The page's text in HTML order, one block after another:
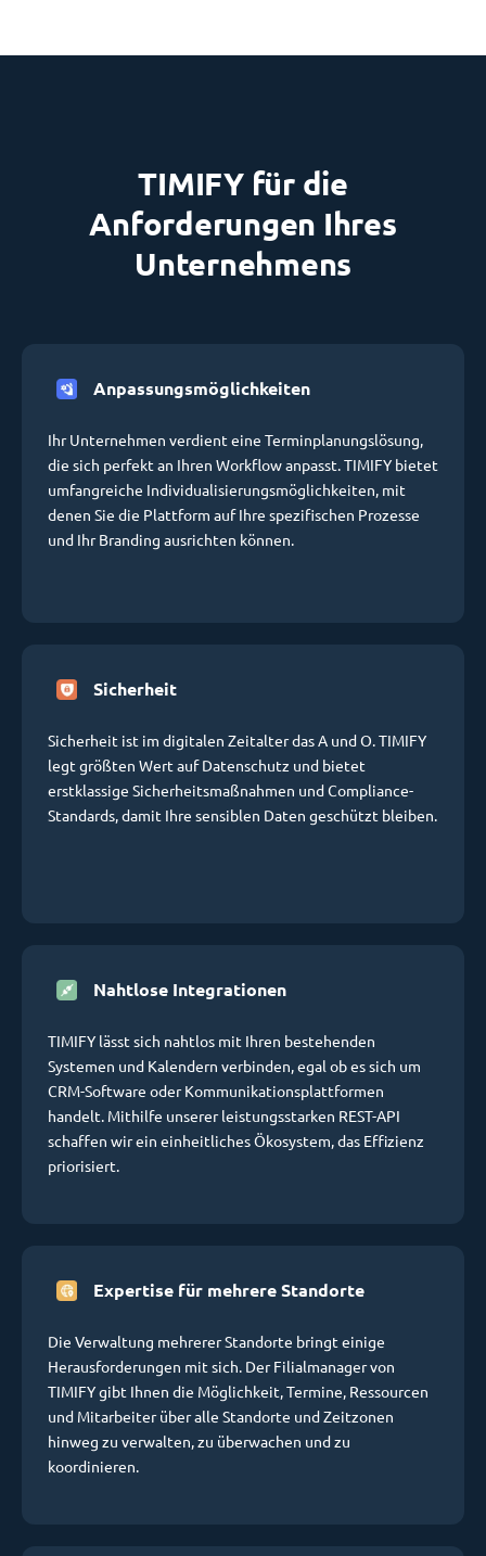
TIMIFY für die
Anforderungen Ihres
Unternehmens
Anpassungsmöglichkeiten
Ihr Unternehmen verdient eine Terminplanungslösung,
die sich perfekt an Ihren Workflow anpasst. TIMIFY bietet
umfangreiche Individualisierungsmöglichkeiten, mit
denen Sie die Plattform auf Ihre spezifischen Prozesse
und Ihr Branding ausrichten können.
Sicherheit
Sicherheit ist im digitalen Zeitalter das A und O. TIMIFY
legt größten Wert auf Datenschutz und bietet
erstklassige Sicherheitsmaßnahmen und Compliance-
Standards, damit Ihre sensiblen Daten geschützt bleiben.
Nahtlose Integrationen
TIMIFY lässt sich nahtlos mit Ihren bestehenden
Systemen und Kalendern verbinden, egal ob es sich um
CRM-Software oder Kommunikationsplattformen
handelt. Mithilfe unserer leistungsstarken REST-API
schaffen wir ein einheitliches Ökosystem, das Effizienz
priorisiert.
Expertise für mehrere Standorte
Die Verwaltung mehrerer Standorte bringt einige
Herausforderungen mit sich. Der Filialmanager von
TIMIFY gibt Ihnen die Möglichkeit, Termine, Ressourcen
und Mitarbeiter über alle Standorte und Zeitzonen
hinweg zu verwalten, zu überwachen und zu
koordinieren.